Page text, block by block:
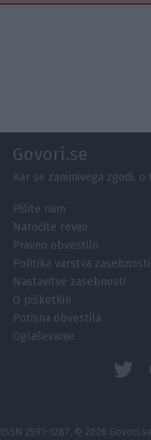
Govori.se
Kar se zanimivega zgodi,
Pišite nam
Naročite revijo
Pravno obvestilo
Politika varstva zasebnosti
Nastavitve zasebnosti
O piškotkih
Potisna obvestila
Oglaševanje
ISSN 2591-1287, © 2026